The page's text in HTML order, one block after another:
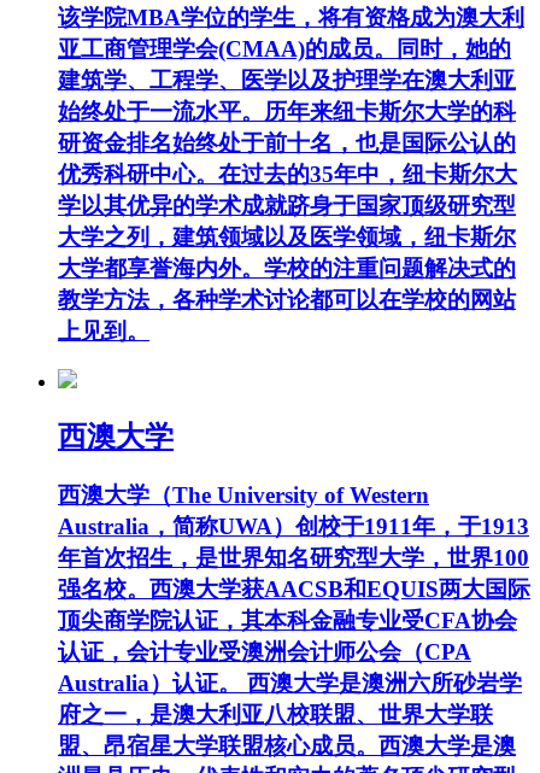
该学院MBA学位的学生，将有资格成为澳大利
亚工商管理学会(CMAA)的成员。同时，她的
建筑学、工程学、医学以及护理学在澳大利亚
始终处于一流水平。历年来纽卡斯尔大学的科
研资金排名始终处于前十名，也是国际公认的
优秀科研中心。在过去的35年中，纽卡斯尔大
学以其优异的学术成就跻身于国家顶级研究型
大学之列，建筑领域以及医学领域，纽卡斯尔
大学都享誉海内外。学校的注重问题解决式的
教学方法，各种学术讨论都可以在学校的网站
上见到。
西澳大学
西澳大学（The University of Western
Australia，简称UWA）创校于1911年，于1913
年首次招生，是世界知名研究型大学，世界100
强名校。西澳大学获AACSB和EQUIS两大国际
顶尖商学院认证，其本科金融专业受CFA协会
认证，会计专业受澳洲会计师公会（CPA
Australia）认证。 西澳大学是澳洲六所砂岩学
府之一，是澳大利亚八校联盟、世界大学联
盟、昂宿星大学联盟核心成员。西澳大学是澳